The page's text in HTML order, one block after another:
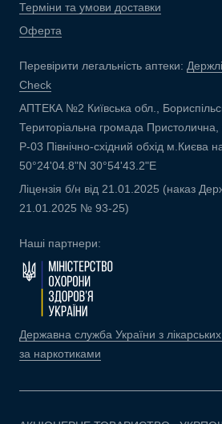
Терміни та умови доставки
Оферта
Перевірити легальність аптеки:
Check
АПТЕКА №2 Київська обл.,
Територіальна громада Пристолична,
Р-03 Північно-східний обхід м.Києва
50°24'04.8"N 30°54'43.2"E
Ліцензія б/н від 21.01.2025 (наказ
21.01.2025 № 93-25)
Наші партнери:
Державна служба України з
за наркотиками